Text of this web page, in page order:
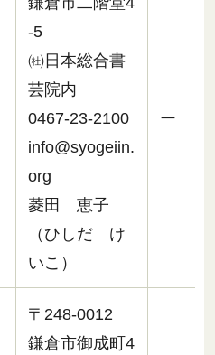
-5
㈳日本総合書
芸院内
0467-23-2100
info@syogeiin.
org
菱田 恵子
（ひしだ け
いこ）
ー
〒248-0012
鎌倉市御成町4